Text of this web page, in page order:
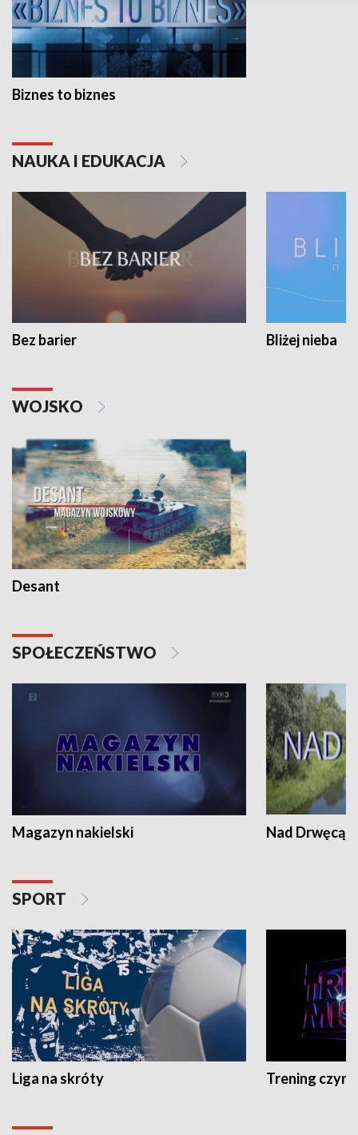
Biznes to biznes
NAUKA I EDUKACJA
Bez barier Bliżej nieba
WOJSKO
Desant
SPOŁECZEŃSTWO
Magazyn nakielski Nad Drwęcą
SPORT
Liga na skróty Trening czyni